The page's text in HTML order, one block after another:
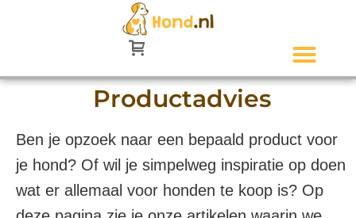
Productadvies
Ben je opzoek naar een bepaald product voor
je hond? Of wil je simpelweg inspiratie op doen
wat er allemaal voor honden te koop is? Op